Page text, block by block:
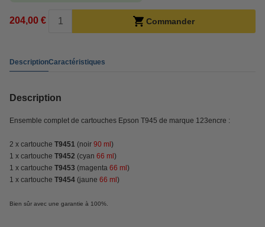
204,00 € Commander
DescriptionCaractéristiques
Description
Ensemble complet de cartouches Epson T945 de marque 123encre :
2 x cartouche T9451 (noir 90 ml )
1 x cartouche T9452 (cyan 66 ml )
1 x cartouche T9453 (magenta 66 ml )
1 x cartouche T9454 (jaune 66 ml )
Bien sûr avec une garantie à 100%.